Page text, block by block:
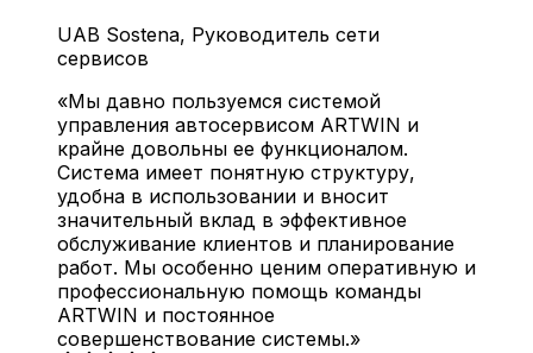
UAB Sostena, Руководитель сети
сервисов
Мы давно пользуемся системой
управления автосервисом ARTWIN и
крайне довольны ее функционалом.
Система имеет понятную структуру,
удобна в использовании и вносит
значительный вклад в эффективное
обслуживание клиентов и планирование
работ. Мы особенно ценим оперативную и
профессиональную помощь команды
ARTWIN и постоянное
совершенствование системы.